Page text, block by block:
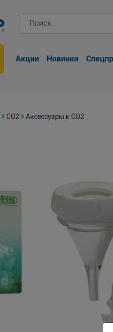
Акции Новинки
СО2 Аксессуары к СО2